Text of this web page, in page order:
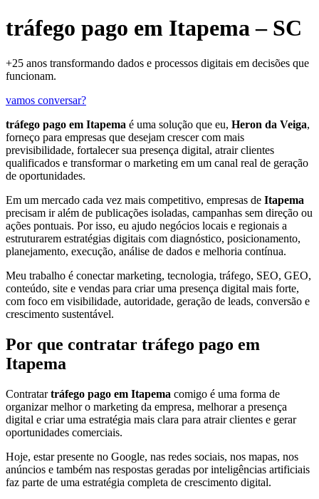
tráfego pago em Itapema – SC
+25 anos transformando dados e processos digitais em decisões que
funcionam.
vamos conversar?
tráfego pago em Itapema é uma solução que eu, Heron da Veiga,
forneço para empresas que desejam crescer com mais
previsibilidade, fortalecer sua presença digital, atrair clientes
qualificados e transformar o marketing em um canal real de geração
de oportunidades.
Em um mercado cada vez mais competitivo, empresas de Itapema
precisam ir além de publicações isoladas, campanhas sem direção ou
ações pontuais. Por isso, eu ajudo negócios locais e regionais a
estruturarem estratégias digitais com diagnóstico, posicionamento,
planejamento, execução, análise de dados e melhoria contínua.
Meu trabalho é conectar marketing, tecnologia, tráfego, SEO, GEO,
conteúdo, site e vendas para criar uma presença digital mais forte,
com foco em visibilidade, autoridade, geração de leads, conversão e
crescimento sustentável.
Por que contratar tráfego pago em
Itapema
Contratartráfego pago em Itapema comigo é uma forma de
organizar melhor o marketing da empresa, melhorar a presença
digital e criar uma estratégia mais clara para atrair clientes e gerar
oportunidades comerciais.
Hoje, estar presente no Google, nas redes sociais, nos mapas, nos
anúncios e também nas respostas geradas por inteligências artificiais
faz parte de uma estratégia completa de crescimento digital.